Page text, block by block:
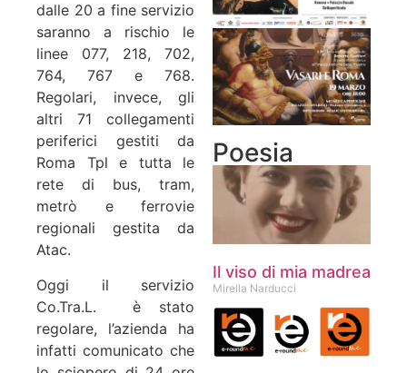
dalle 20 a fine servizio
saranno a rischio le
linee 077, 218, 702,
764, 767 e 768.
Regolari, invece, gli
altri 71 collegamenti
periferici gestiti da
Roma Tpl e tutta le
rete di bus, tram,
metrò e ferrovie
regionali gestita da
Atac.
Oggi il servizio
Co.Tra.L. è stato
regolare, l’azienda ha
infatti comunicato che
Poesia
Il viso di mia madrea
Mirella Narducci